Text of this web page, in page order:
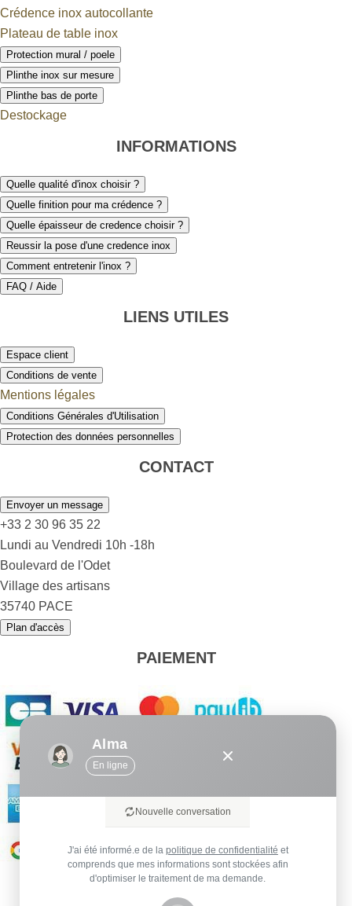
Crédence inox autocollante
Plateau de table inox
Protection mural / poele
Plinthe inox sur mesure
Plinthe bas de porte
Destockage
INFORMATIONS
Quelle qualité d'inox choisir ?
Quelle finition pour ma crédence ?
Quelle épaisseur de credence choisir ?
Reussir la pose d'une credence inox
Comment entretenir l'inox ?
FAQ / Aide
LIENS UTILES
Espace client
Conditions de vente
Mentions légales
Conditions Générales d'Utilisation
Protection des données personnelles
CONTACT
Envoyer un message
+33 2 30 96 35 22
Lundi au Vendredi 10h -18h
Boulevard de l'Odet
Village des artisans
35740 PACE
Plan d'accès
PAIEMENT
Alma
En ligne
Nouvelle conversation
J'ai été informé.e de la politique de confidentialité et
comprends que mes informations sont stockées afin
d'optimiser le traitement de ma demande.